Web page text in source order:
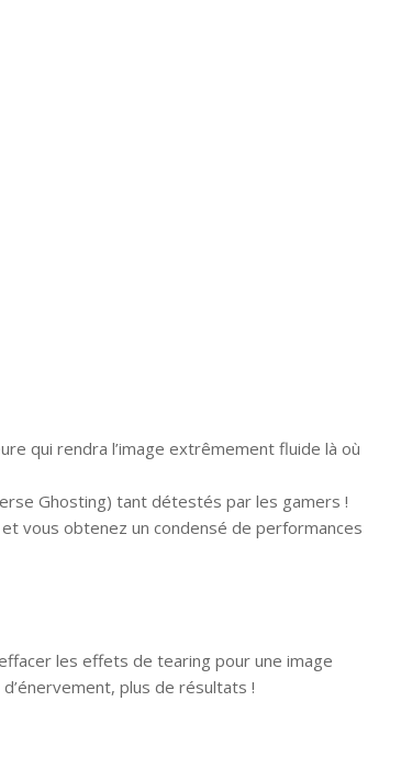
qui rendra l’image extrêmement fluide là où
Ghosting) tant détestés par les gamers !
et vous obtenez un condensé de performances
les effets de tearing pour une image
plus de résultats !